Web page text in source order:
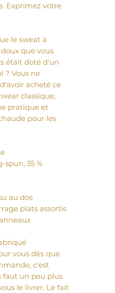
Exprimez votre
le sweat à
que vous
était doté d'un
? Vous ne
acheté ce
classique,
pratique et
pour les
spun, 35 %
au dos
plats assortis
vous dès que
c'est
faut un peu plus
le livrer. Le fait